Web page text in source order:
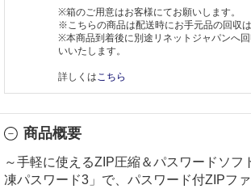
※箱のご用意はお客様にてお願いします。
※こちらの商品は配送時にお手元品の回収は
※本商品到着後に別途リネットジャパンへ
いいたします。
詳しくは こちら
商品概要
～手軽に使えるZIP圧縮＆パスワードソフ
凍パスワード3」で、パスワード付ZIPフ